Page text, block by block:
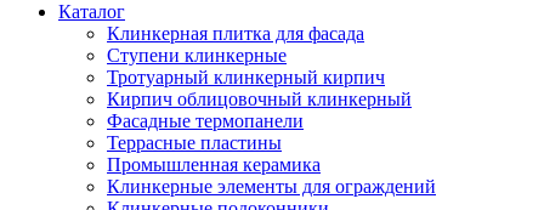
Каталог
Клинкерная плитка для фасада
Ступени клинкерные
Тротуарный клинкерный кирпич
Кирпич облицовочный клинкерный
Фасадные термопанели
Террасные пластины
Промышленная керамика
Клинкерные элементы для ограждений